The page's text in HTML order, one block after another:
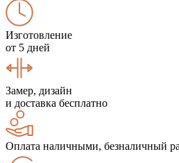
Изготовление
от 5 дней
Замер, дизайн
и доставка бесплатно
Оплата наличными, безналичный